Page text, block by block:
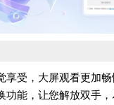
享受，大屏观看更加
功能，让您解放双手